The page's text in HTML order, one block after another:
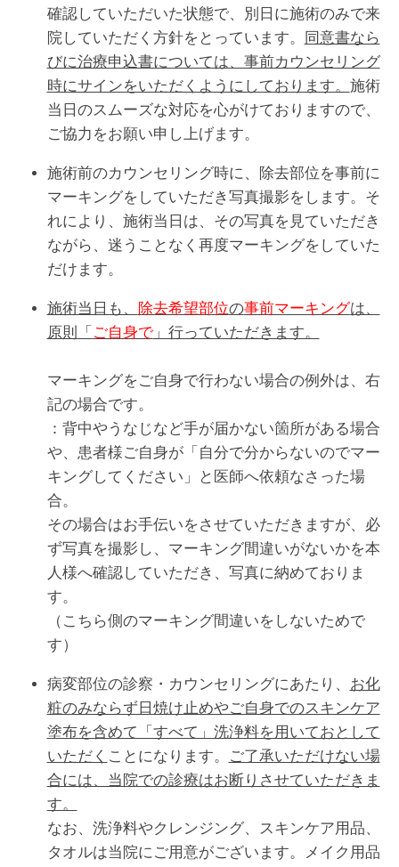
確認していただいた状態で、別日に施術のみで来
院していただく方針をとっています。
同意書なら
びに治療申込書については、事前カウンセリング
時にサインをいただくようにしております。 施術
当日のスムーズな対応を心がけておりますので、
ご協力をお願い申し上げます。
施術前のカウンセリング時に、除去部位を事前に
マーキングをしていただき写真撮影をします。そ
れにより、施術当日は、その写真を見ていただき
ながら、迷うことなく再度マーキングをしていた
だけます。
施術当日も、 除去希望部位の事前マーキングは、
原則「 ご自身で」行っていただきます。
マーキングをご自身で行わない場合の例外は、右
記の場合です。
：背中やうなじなど手が届かない箇所がある場合
や、患者様ご自身が「自分で分からないのでマー
キングしてください」と医師へ依頼なさった場
合。
その場合はお手伝いをさせていただきますが、必
ず写真を撮影し、マーキング間違いがないかを本
人様へ確認していただき、写真に納めておりま
す。
（こちら側のマーキング間違いをしないためで
す）
病変部位の診察・カウンセリングにあたり、 お化
粧のみならず日焼け止めやご自身でのスキンケア
塗布を含めて「すべて」洗浄料を用いておとして
いただく ことになります。
ご了承いただけない場
合には、当院での診療はお断りさせていただきま
す。
なお、洗浄料やクレンジング、スキンケア用品、
タオルは当院にご用意がございます。メイク用品